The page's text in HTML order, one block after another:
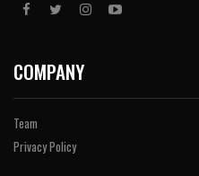
COMPANY
Team
Privacy Policy